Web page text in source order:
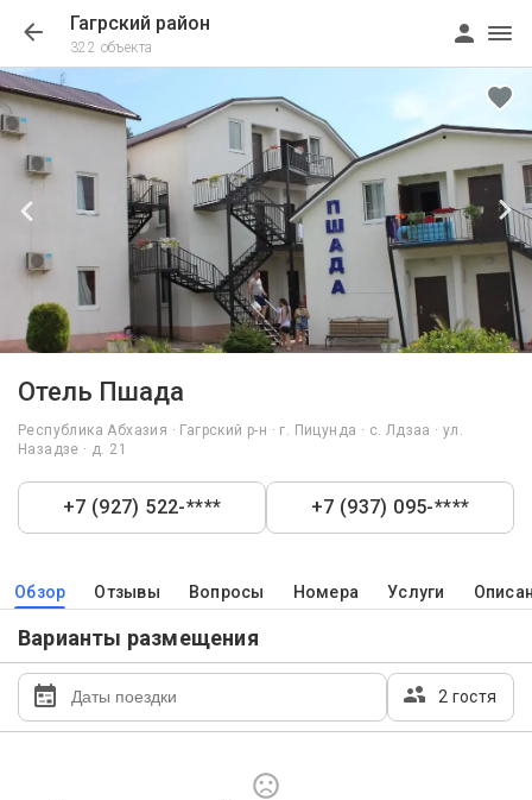
Гагрский район
322 объекта
Отель Пшада
Республика Абхазия · Гагрский р-н · г. Пицунда · с. Лдзаа · ул.
Назадзе · д. 21
+7 (927) 522-**** +7 (937) 095-****
Обзор Отзывы Вопросы Номера Услуги
Варианты размещения
2 гостя